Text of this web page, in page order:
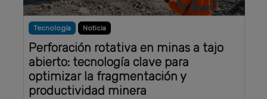
Tecnología Noticia
Perforación rotativa en minas a tajo
abierto: tecnología clave para
optimizar la fragmentación y
productividad minera